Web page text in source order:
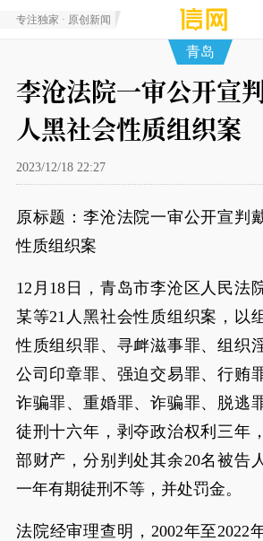
专注独家 · 原创新闻
青岛
李沧法院一审公开宣
人黑社会性质组织案
2023/12/18 22:27
原标题：李沧法院一审公开宣判
性质组织案
12月18日，青岛市李沧区人民法
某等21人黑社会性质组织案，以
性质组织罪、寻衅滋事罪、组织
公司印章罪、强迫交易罪、行贿
诈骗罪、重婚罪、诈骗罪、脱逃
徒刑十六年，剥夺政治权利三年
部财产，分别判处其余20名被告
一年有期徒刑不等，并处罚金。
法院经审理查明，2002年至2022